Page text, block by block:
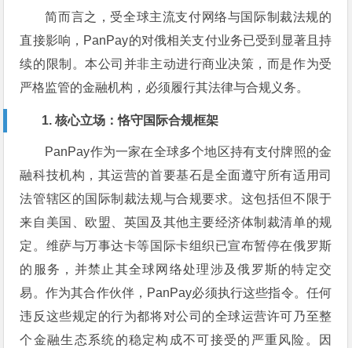
简而言之，受全球主流支付网络与国际制裁法规的
直接影响，PanPay的对俄相关支付业务已受到显著且持
续的限制。本公司并非主动进行商业决策，而是作为受
严格监管的金融机构，必须履行其法律与合规义务。
1. 核心立场：恪守国际合规框架
PanPay作为一家在全球多个地区持有支付牌照的金
融科技机构，其运营的首要基石是全面遵守所有适用司
法管辖区的国际制裁法规与合规要求。这包括但不限于
来自美国、欧盟、英国及其他主要经济体制裁清单的规
定。维萨与万事达卡等国际卡组织已宣布暂停在俄罗斯
的服务，并禁止其全球网络处理涉及俄罗斯的特定交
易。作为其合作伙伴，PanPay必须执行这些指令。任何
违反这些规定的行为都将对公司的全球运营许可乃至整
个金融生态系统的稳定构成不可接受的严重风险。因